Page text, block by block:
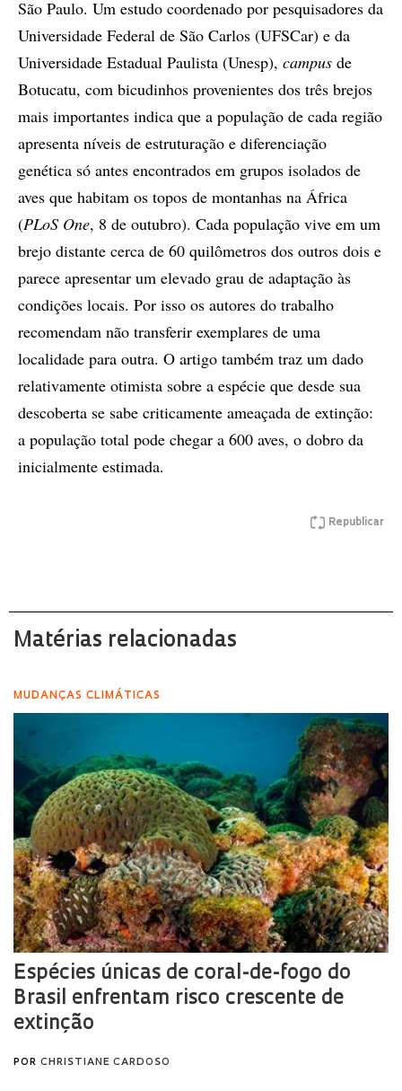
São Paulo. Um estudo coordenado por pesquisadores da
Universidade Federal de São Carlos (UFSCar) e da
Universidade Estadual Paulista (Unesp), campus de
Botucatu, com bicudinhos provenientes dos três brejos
mais importantes indica que a população de cada região
apresenta níveis de estruturação e diferenciação
genética só antes encontrados em grupos isolados de
aves que habitam os topos de montanhas na África
(PLoS One, 8 de outubro). Cada população vive em um
brejo distante cerca de 60 quilômetros dos outros dois e
parece apresentar um elevado grau de adaptação às
condições locais. Por isso os autores do trabalho
recomendam não transferir exemplares de uma
localidade para outra. O artigo também traz um dado
relativamente otimista sobre a espécie que desde sua
descoberta se sabe criticamente ameaçada de extinção:
a população total pode chegar a 600 aves, o dobro da
inicialmente estimada.
Republicar